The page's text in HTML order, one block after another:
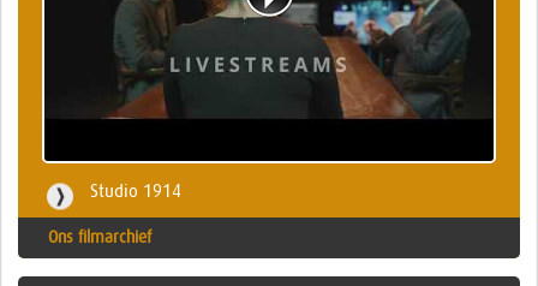
Studio 1914
Ons filmarchief